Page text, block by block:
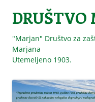
DRUŠTVO
"Marjan" Društvo za
Marjana
Utemeljeno 1903.